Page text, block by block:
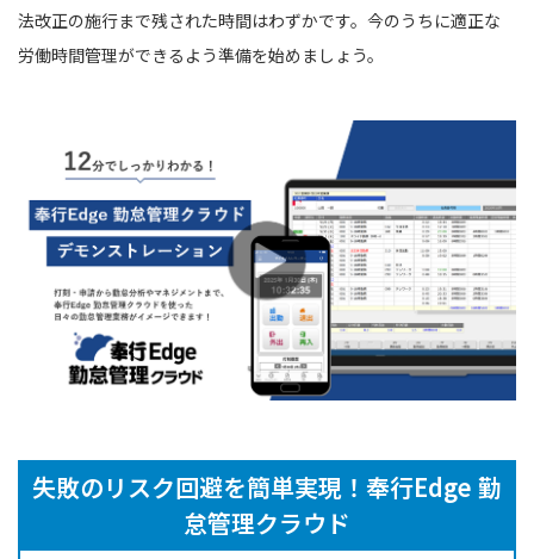
法改正の施行まで残された時間はわずかです。今のうちに適正な
労働時間管理ができるよう準備を始めましょう。
失敗のリスク回避を簡単実現！奉行Edge 勤
怠管理クラウド